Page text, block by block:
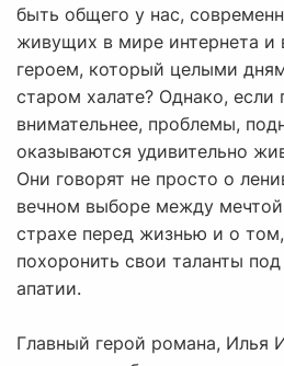
быть общего у нас,
живущих в мире интернета и
героем, который целыми
старом халате? Однако, если
внимательнее, проблемы,
оказываются удивительно
Они говорят не просто о
вечном выборе между
страхе перед жизнью и о
похоронить свои таланты
апатии.
Главный герой романа, Илья